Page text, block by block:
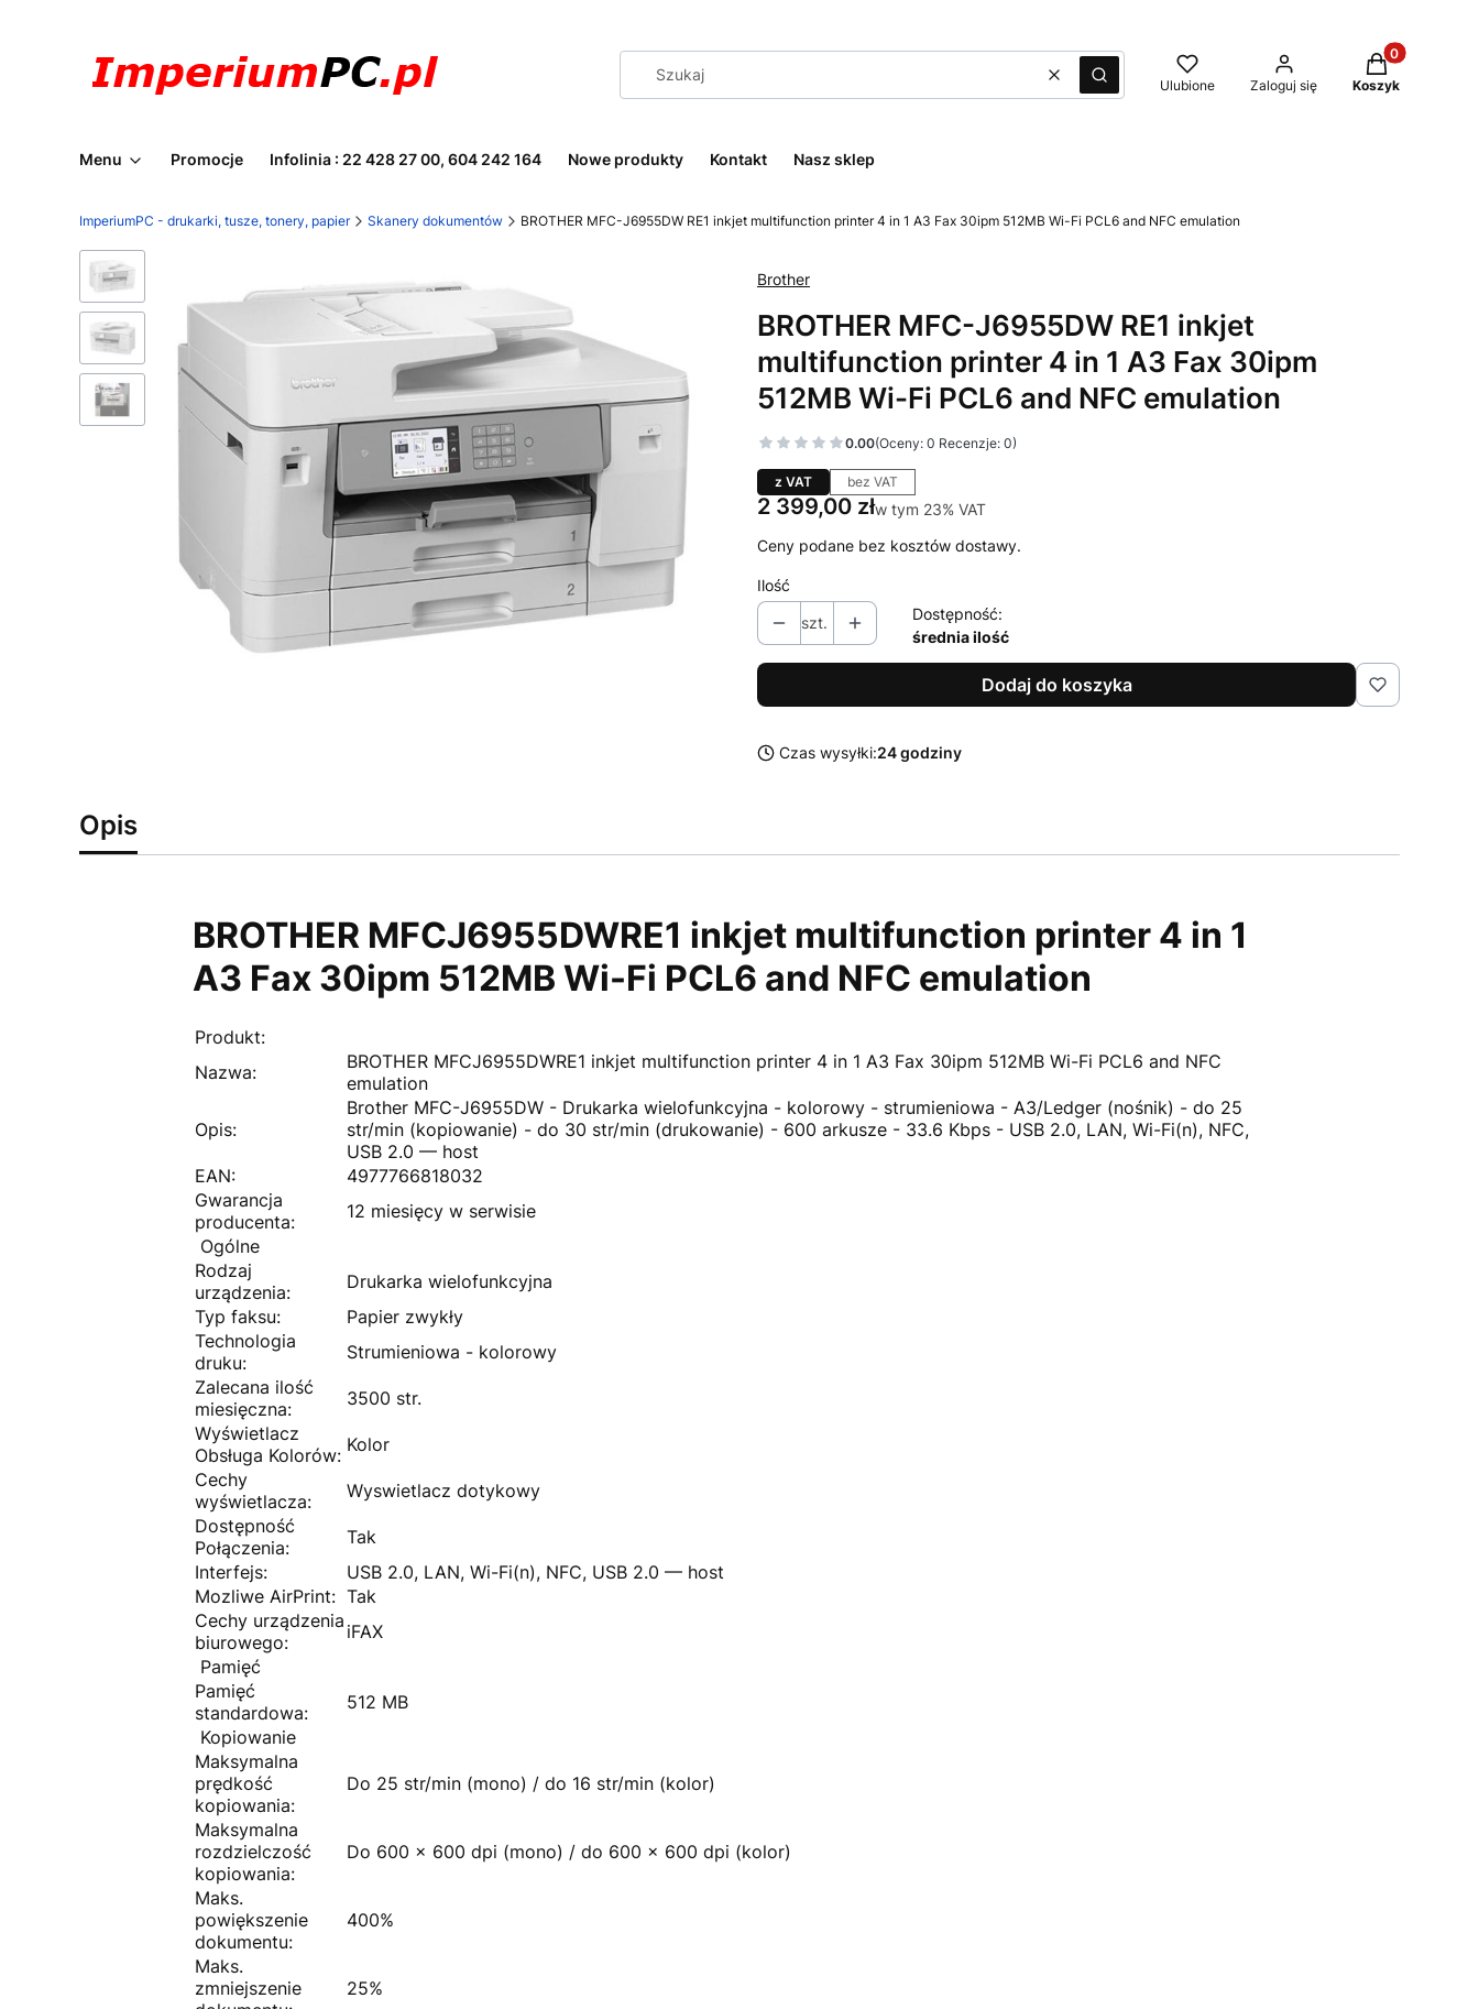
WyczyśćSzukaj Ulubione Zaloguj się
Produkty w
Koszyk
Menu Promocje Infolinia : 22 428 27 00, 604 242 164 Nowe produkty Kontakt Nasz sklep
ImperiumPC - drukarki, tusze, tonery, papier Skanery dokumentów BROTHER MFC-J6955DW RE1 inkjet multifunction printer 4 in 1 A3 Fax 30ipm 512MB Wi-Fi PCL6 and NFC emulation
Brother
BROTHER MFC-J6955DW RE1 inkjet
multifunction printer 4 in 1 A3 Fax 30ipm
512MB Wi-Fi PCL6 and NFC emulation
0.00(Oceny: 0 Recenzje: 0)
z VAT bez VAT
Cena
2 399,00 złw tym 23% VAT
w tym 23% VAT
Ceny podane bez kosztów dostawy.
Ilość
szt.
Dostępność:
średnia ilość
Dodaj do koszyka
Czas wysyłki:24 godziny
Opis
BROTHER MFCJ6955DWRE1 inkjet multifunction printer 4 in 1
A3 Fax 30ipm 512MB Wi-Fi PCL6 and NFC emulation
Produkt:
Nazwa:
BROTHER MFCJ6955DWRE1 inkjet multifunction printer 4 in 1 A3 Fax 30ipm 512MB Wi-Fi PCL6 and NFC
emulation
Opis:
Brother MFC-J6955DW - Drukarka wielofunkcyjna - kolorowy - strumieniowa - A3/Ledger (nośnik) - do 25
str/min (kopiowanie) - do 30 str/min (drukowanie) - 600 arkusze - 33.6 Kbps - USB 2.0, LAN, Wi-Fi(n), NFC,
USB 2.0 — host
EAN:
4977766818032
Gwarancja
producenta:
12 miesięcy w serwisie
Ogólne
Rodzaj
urządzenia:
Drukarka wielofunkcyjna
Typ faksu:
Papier zwykły
Technologia
druku:
Strumieniowa - kolorowy
Zalecana ilość
miesięczna:
3500 str.
Wyświetlacz
Obsługa Kolorów: Kolor
Cechy
wyświetlacza:
Wyswietlacz dotykowy
Dostępność
Połączenia:
Tak
Interfejs:
USB 2.0, LAN, Wi-Fi(n), NFC, USB 2.0 — host
Mozliwe AirPrint: Tak
Cechy urządzenia
biurowego:
iFAX
Pamięć
Pamięć
standardowa:
512 MB
Kopiowanie
Maksymalna
prędkość
kopiowania:
Do 25 str/min (mono) / do 16 str/min (kolor)
Maksymalna
rozdzielczość
kopiowania:
Do 600 x 600 dpi (mono) / do 600 x 600 dpi (kolor)
Maks.
powiększenie
dokumentu:
400%
Maks.
zmniejszenie
25%